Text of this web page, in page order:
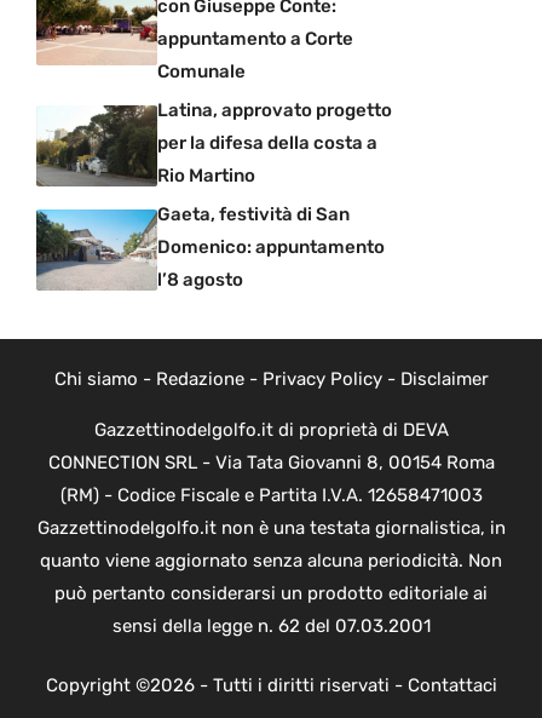
con Giuseppe Conte:
appuntamento a Corte
Comunale
Latina, approvato progetto
per la difesa della costa a
Rio Martino
Gaeta, festività di San
Domenico: appuntamento
l’8 agosto
Chi siamo - Redazione- Privacy Policy- Disclaimer
Gazzettinodelgolfo.it di proprietà di DEVA
CONNECTION SRL - Via Tata Giovanni 8, 00154 Roma
(RM) - Codice Fiscale e Partita I.V.A. 12658471003
Gazzettinodelgolfo.it non è una testata giornalistica, in
quanto viene aggiornato senza alcuna periodicità. Non
può pertanto considerarsi un prodotto editoriale ai
sensi della legge n. 62 del 07.03.2001
Copyright ©2026 - Tutti i diritti riservati - Contattaci